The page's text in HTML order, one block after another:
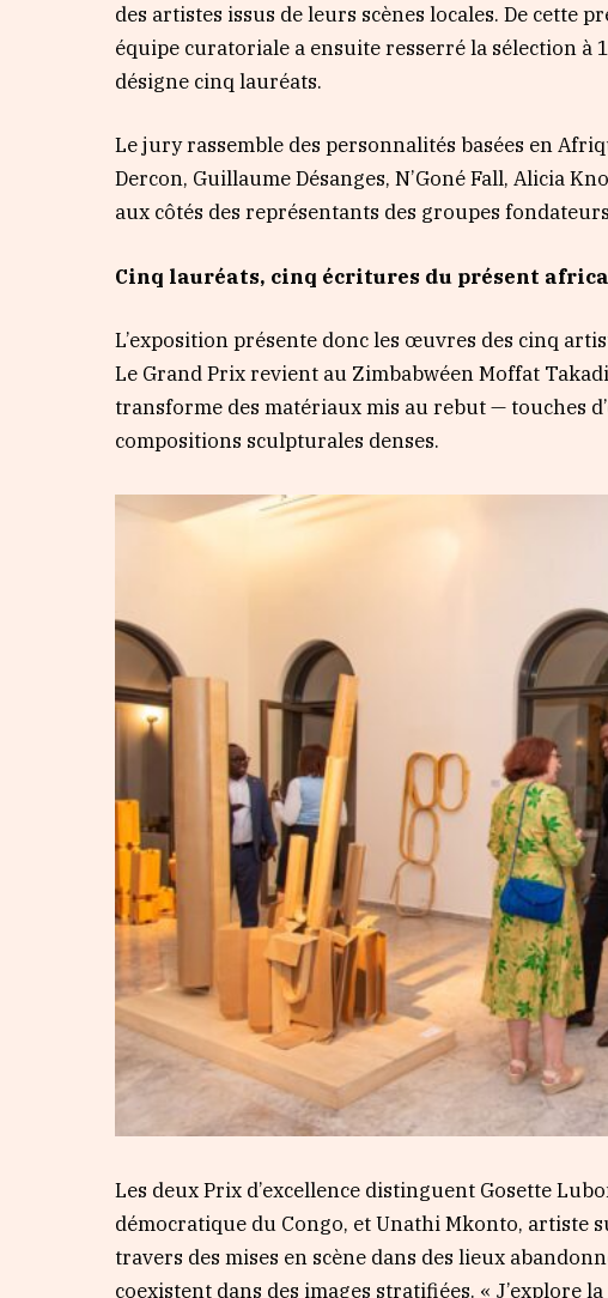
des artistes issus de leurs scènes locales. De cette
équipe curatoriale a ensuite resserré la sélection
désigne cinq lauréats.
Le jury rassemble des personnalités basées en
Dercon, Guillaume Désanges, N’Goné Fall, Alicia
aux côtés des représentants des groupes
Cinq lauréats, cinq écritures du présent
L’exposition présente donc les œuvres des cinq
Le Grand Prix revient au Zimbabwéen Moffat
transforme des matériaux mis au rebut — touches
compositions sculpturales denses.
Les deux Prix d’excellence distinguent Gosette
démocratique du Congo, et Unathi Mkonto, artiste
travers des mises en scène dans des lieux
coexistent dans des images stratifiées. «